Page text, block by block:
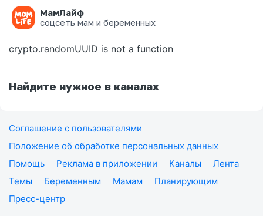
МамЛайф
соцсеть мам и беременных
Ошибка на странице
crypto.randomUUID is not a function
Найдите нужное в каналах
Соглашение с пользователями
Положение об обработке персональных данных
Помощь
Реклама в приложении Каналы
Лента
Темы
Беременным Мамам
Планирующим
Пресс-центр